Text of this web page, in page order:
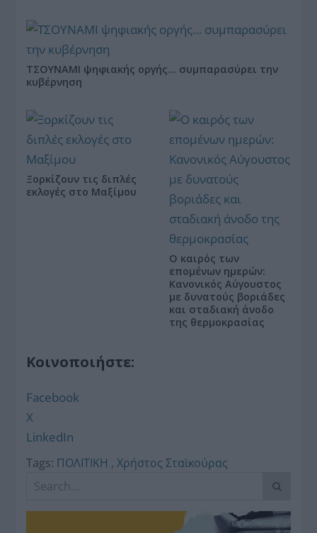
ΤΣΟΥΝΑΜΙ ψηφιακής οργής… συμπαρασύρει την
κυβέρνηση
Ξορκίζουν τις διπλές
εκλογές στο Μαξίμου
Ο καιρός των
επομένων ημερών:
Κανονικός Αύγουστος
με δυνατούς βοριάδες
και σταδιακή άνοδο
της θερμοκρασίας
Κοινοποιήστε:
Facebook
X
LinkedIn
Tags: ΠΟΛΙΤΙΚΗ ,Χρήστος Σταϊκούρας